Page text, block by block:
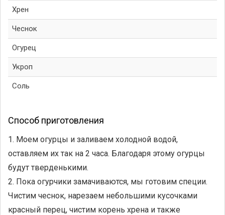
Хрен
Чеснок
Огурец
Укроп
Соль
Способ приготовления
1. Моем огурцы и заливаем холодной водой,
оставляем их так на 2 часа. Благодаря этому огурцы
будут тверденькими.
2. Пока огурчики замачиваются, мы готовим специи.
Чистим чеснок, нарезаем небольшими кусочками
красный перец, чистим корень хрена и также